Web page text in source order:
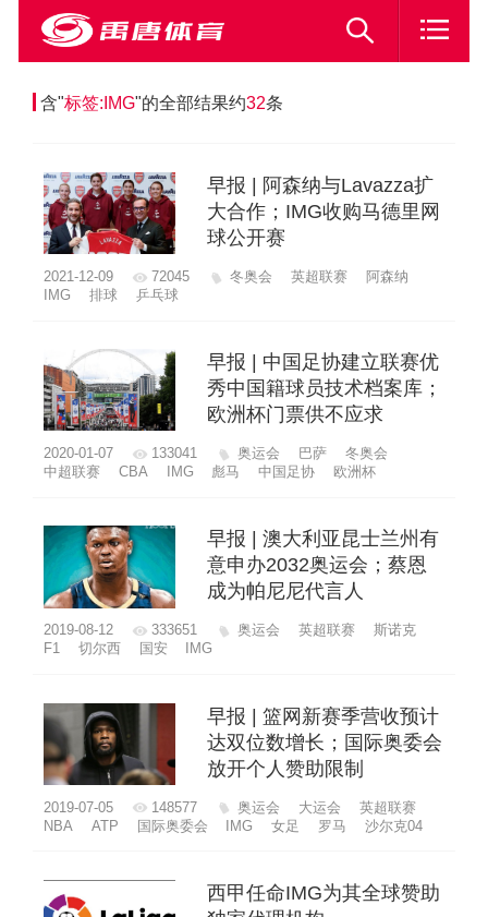
含"标签:IMG"的全部结果约32条
早报 | 阿森纳与Lavazza扩
大合作；IMG收购马德里网
球公开赛
2021-12-09 72045 冬奥会 英超联赛
阿森纳
IMG
排球 乒乓球
早报 | 中国足协建立联赛优
秀中国籍球员技术档案库；
欧洲杯门票供不应求
2020-01-07 133041 奥运会 巴萨
冬奥会
中超联赛
CBA IMG 彪马 中国足协 欧洲杯
早报 | 澳大利亚昆士兰州有
意申办2032奥运会；蔡恩
成为帕尼尼代言人
2019-08-12 333651 奥运会 英超联赛
斯诺克
F1
切尔西 国安 IMG
早报 | 篮网新赛季营收预计
达双位数增长；国际奥委会
放开个人赞助限制
2019-07-05 148577 奥运会 大运会
英超联赛
NBA
ATP 国际奥委会 IMG 女足 罗马 沙尔克04
西甲任命IMG为其全球赞助